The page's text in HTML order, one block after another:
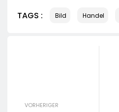
TAGS : Bild Handel
VORHERIGER